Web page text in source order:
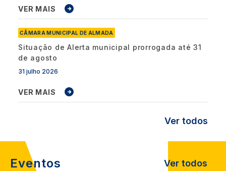
VER MAIS
CÂMARA MUNICIPAL DE ALMADA
Situação de Alerta municipal prorrogada até 31
de agosto
31 julho 2026
VER MAIS
Ver todos
Eventos Ver todos